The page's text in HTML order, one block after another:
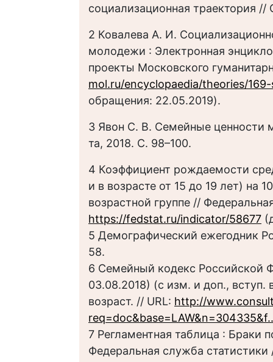
социализационная траектория //
2 Ковалева А. И.
молодежи : Электронная
проекты Московского
mol.ru/encyclopaedia/theories/
обращения: 22.05.2019).
3 Явон С. В. Семейные ценности
та, 2018. C. 98–100.
4 Коэффициент рождаемости
и в возрасте от 15 до 19 лет) на
возрастной группе //
https://fedstat.ru/indicator/58677
5 Демографический ежегодник
58.
6 Семейный кодекс Российской
03.08.2018) (с изм. и доп., вступ.
возраст. // URL: http://
7 Регламентная таблица : Браки
Федеральная служба статистики